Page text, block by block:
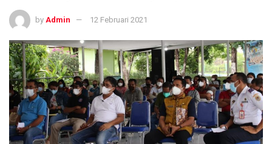
by Admin 12 Februari 2021